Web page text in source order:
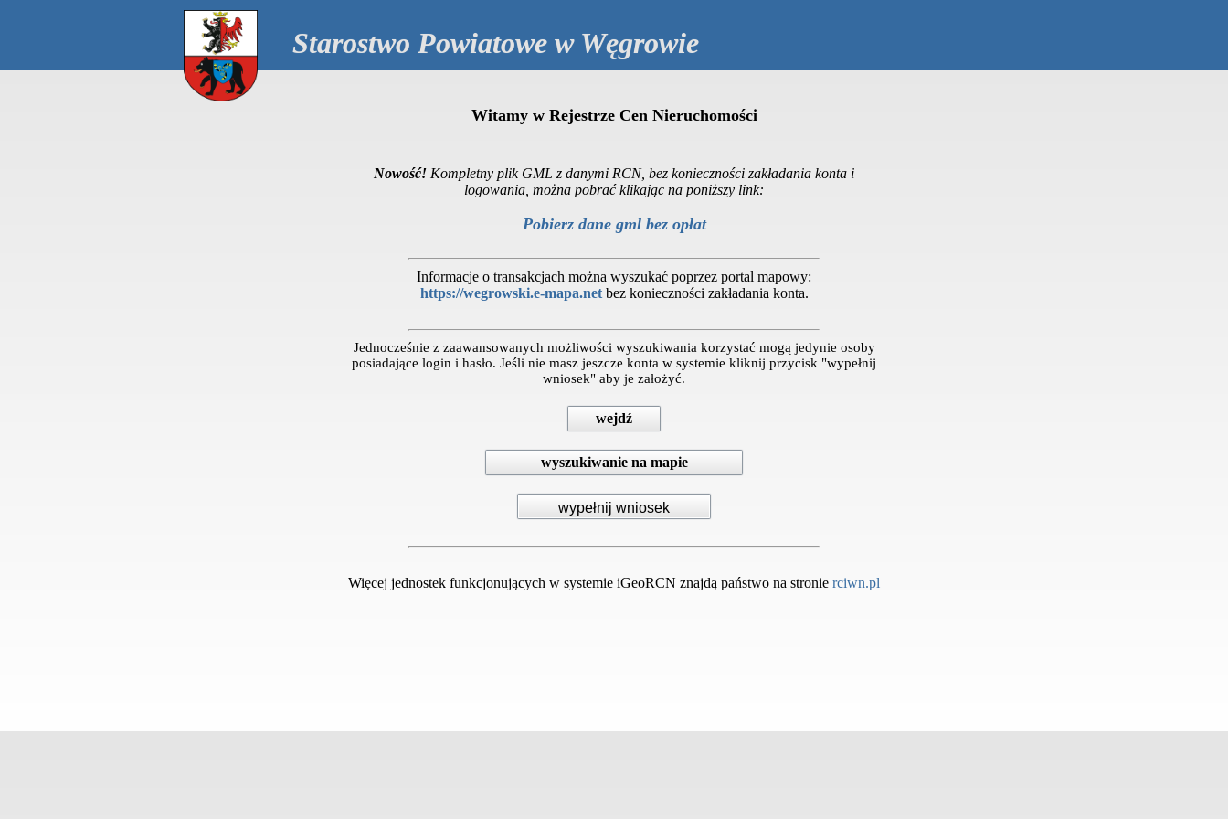
Starostwo Powiatowe w Węgrowie
Witamy w Rejestrze Cen Nieruchomości
Nowość! Kompletny plik GML z danymi RCN, bez konieczności zakładania konta i
logowania, można pobrać klikając na poniższy link:
Pobierz dane gml bez opłat
Informacje o transakcjach można wyszukać poprzez portal mapowy:
https://wegrowski.e-mapa.netbez konieczności zakładania konta.
Jednocześnie z zaawansowanych możliwości wyszukiwania korzystać mogą jedynie osoby
posiadające login i hasło. Jeśli nie masz jeszcze konta w systemie kliknij przycisk "wypełnij
wniosek" aby je założyć.
wejdź
wyszukiwanie na mapie
Więcej jednostek funkcjonujących w systemie iGeoRCN znajdą państwo na stronie rciwn.pl